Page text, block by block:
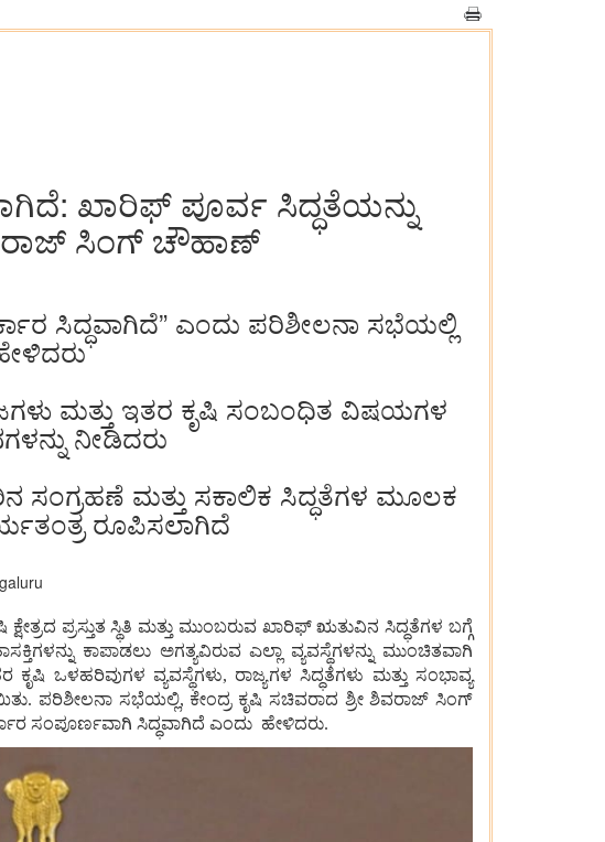
ಖಾರಿಫ್ ಪೂರ್ವ ಸಿದ್ಧತೆಯನ್ನು
ಸಿಂಗ್ ಚೌಹಾಣ್
ಸಿದ್ಧವಾಗಿದೆ” ಎಂದು ಪರಿಶೀಲನಾ ಸಭೆಯಲ್ಲಿ
ಮತ್ತು ಇತರ ಕೃಷಿ ಸಂಬಂಧಿತ ವಿಷಯಗಳ
ನೀಡಿದರು
ಸಂಗ್ರಹಣೆ ಮತ್ತು ಸಕಾಲಿಕ ಸಿದ್ಧತೆಗಳ ಮೂಲಕ
ರೂಪಿಸಲಾಗಿದೆ
ಪ್ರಸ್ತುತ ಸ್ಥಿತಿ ಮತ್ತು ಮುಂಬರುವ ಖಾರಿಫ್ ಋತುವಿನ ಸಿದ್ಧತೆಗಳ ಬಗ್ಗೆ
ಕಾಪಾಡಲು ಅಗತ್ಯವಿರುವ ಎಲ್ಲಾ ವ್ಯವಸ್ಥೆಗಳನ್ನು ಮುಂಚಿತವಾಗಿ
ಒಳಹರಿವುಗಳ ವ್ಯವಸ್ಥೆಗಳು, ರಾಜ್ಯಗಳ ಸಿದ್ಧತೆಗಳು ಮತ್ತು ಸಂಭಾವ್ಯ
ಪರಿಶೀಲನಾ ಸಭೆಯಲ್ಲಿ, ಕೇಂದ್ರ ಕೃಷಿ ಸಚಿವರಾದ ಶ್ರೀ ಶಿವರಾಜ್ ಸಿಂಗ್
ಸಂಪೂರ್ಣವಾಗಿ ಸಿದ್ಧವಾಗಿದೆ ಎಂದು ಹೇಳಿದರು.